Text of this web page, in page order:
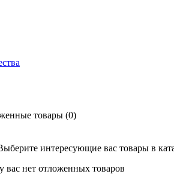
товары (0)
интересующие вас товары в
нет отложенных товаров